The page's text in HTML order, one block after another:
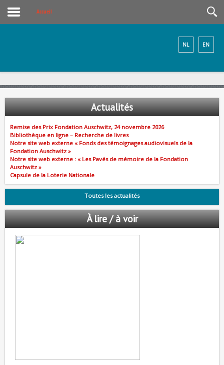
Accueil
EN
NL
Actualités
Remise des Prix Fondation Auschwitz, 24 novembre 2026
Bibliothèque en ligne – Recherche de livres
Notre site web externe « Fonds des témoignages audiovisuels de la
Fondation Auschwitz »
Notre site web externe : « Les Pavés de mémoire de la Fondation
Auschwitz »
Capsule de la Loterie Nationale
Toutes les actualités
À lire / à voir